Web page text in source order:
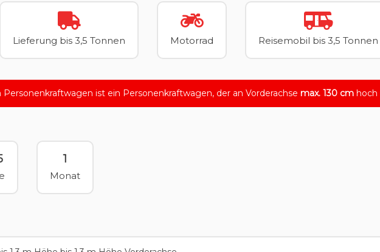
Lieferung bis 3,5 Tonnen Motorrad Reisemobil bis 3,5 Tonnen
ist ein Personenkraftwagen, der an Vorderachsemax. 130 cm hoch
1
Monat